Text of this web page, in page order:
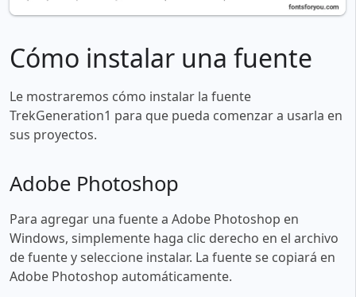
Cómo instalar una fuente
Le mostraremos cómo instalar la fuente
TrekGeneration1 para que pueda comenzar a usarla en
sus proyectos.
Adobe Photoshop
Para agregar una fuente a Adobe Photoshop en
Windows, simplemente haga clic derecho en el archivo
de fuente y seleccione instalar. La fuente se copiará en
Adobe Photoshop automáticamente.